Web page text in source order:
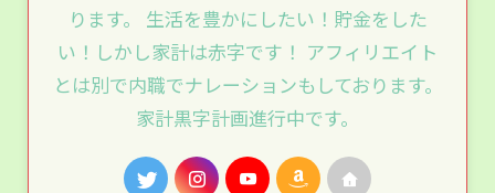
ります。 生活を豊かにしたい！貯金をした
い！しかし家計は赤字です！ アフィリエイト
とは別で内職でナレーションもしております。
家計黒字計画進行中です。